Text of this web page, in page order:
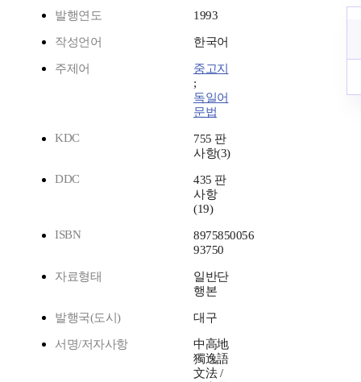
발행연도 1993
작성언어 한국어
주제어
중고지
;
독일어
문법
KDC
755 판
사항(3)
DDC
435 판
사항
(19)
ISBN
8975850056
93750
자료형태
일반단
행본
발행국(도시) 대구
서명/저자사항
中高地
獨逸語
文法 /